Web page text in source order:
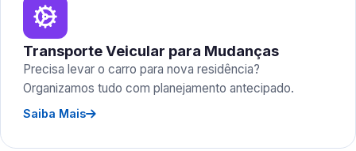
Transporte Veicular para Mudanças
Precisa levar o carro para nova residência?
Organizamos tudo com planejamento antecipado.
Saiba Mais